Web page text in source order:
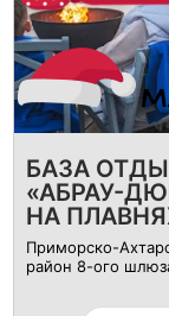
БАЗА
«АБРАУ-
НА
Приморско-
район 8-ого